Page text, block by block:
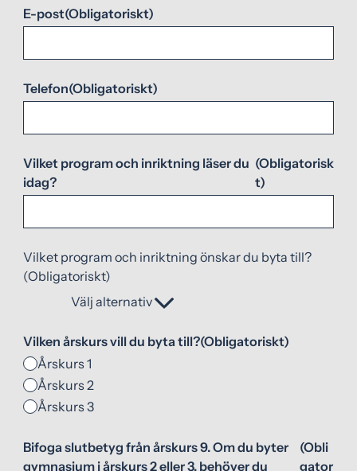
E-post(Obligatoriskt)
Telefon(Obligatoriskt)
Vilket program och inriktning läser du
idag?
(Obligatorisk
t)
Vilket program och inriktning önskar du byta till?
(Obligatoriskt)
Välj alternativ
Vilken årskurs vill du byta till?(Obligatoriskt)
Årskurs 1
Årskurs 2
Årskurs 3
Bifoga slutbetyg från årskurs 9. Om du byter
gymnasium i årskurs 2 eller 3, behöver du
(Obli
gator